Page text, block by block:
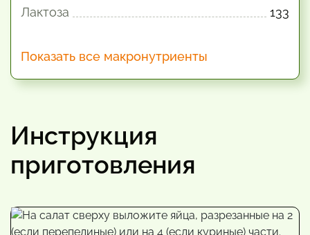
Лактоза
133
Показать все макронутриенты
Инструкция
приготовления